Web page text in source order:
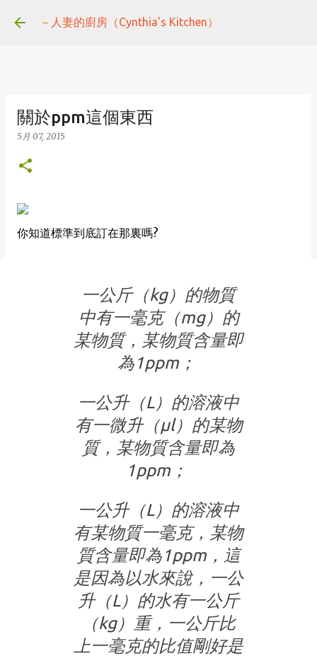
－人妻的廚房（Cynthia's Kitchen）
關於ppm這個東西
5月 07, 2015
你知道標準到底訂在那裏嗎?
一公斤（kg）的物質
中有一毫克（mg）的
某物質，某物質含量即
為1ppm；
一公升（L）的溶液中
有一微升（μl）的某物
質，某物質含量即為
1ppm；
一公升（L）的溶液中
有某物質一毫克，某物
質含量即為1ppm，這
是因為以水來說，一公
升（L）的水有一公斤
（kg）重，一公斤比
上一毫克的比值剛好是